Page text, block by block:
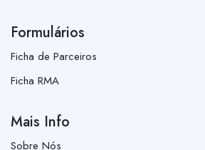
Formulários
Ficha de Parceiros
Ficha RMA
Mais Info
Sobre Nós